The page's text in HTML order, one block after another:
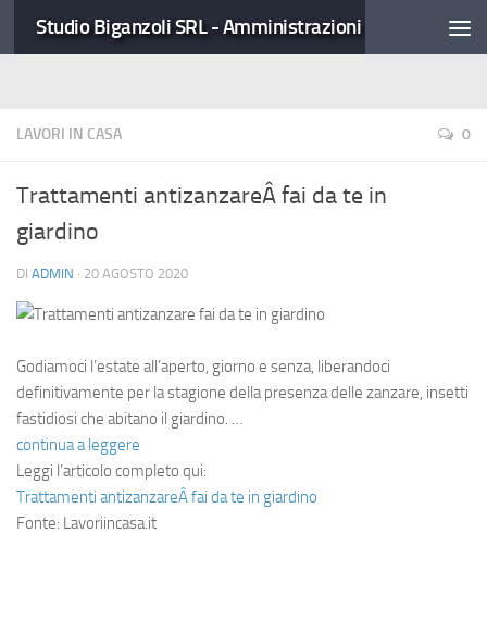
LAVORI IN CASA 0
Trattamenti antizanzareÂ fai da te in
giardino
DI ADMIN · 20 AGOSTO 2020
Godiamoci l’estate all’aperto, giorno e senza, liberandoci
definitivamente per la stagione della presenza delle zanzare, insetti
fastidiosi che abitano il giardino. …
continua a leggere
Leggi l’articolo completo qui:
Trattamenti antizanzareÂ fai da te in giardino
Fonte: Lavoriincasa.it